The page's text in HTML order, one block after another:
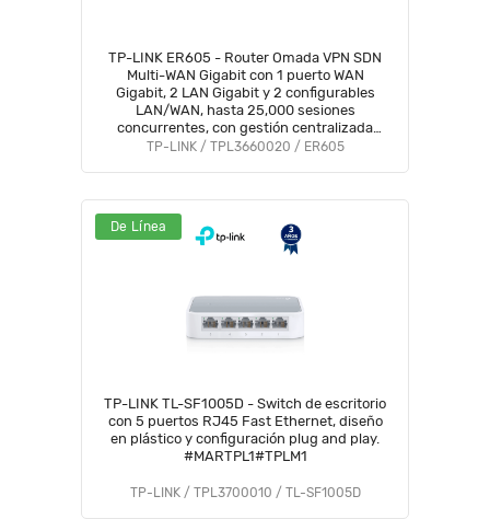
TP-LINK ER605 - Router Omada VPN SDN
Multi-WAN Gigabit con 1 puerto WAN
Gigabit, 2 LAN Gigabit y 2 configurables
LAN/WAN, hasta 25,000 sesiones
concurrentes, con gestión centralizada
Omada o stand-alone y 1 puerto USB 2.0.
TP-LINK / TPL3660020 / ER605
De Línea
TP-LINK TL-SF1005D - Switch de escritorio
con 5 puertos RJ45 Fast Ethernet, diseño
en plástico y configuración plug and play.
#MARTPL1#TPLM1
TP-LINK / TPL3700010 / TL-SF1005D